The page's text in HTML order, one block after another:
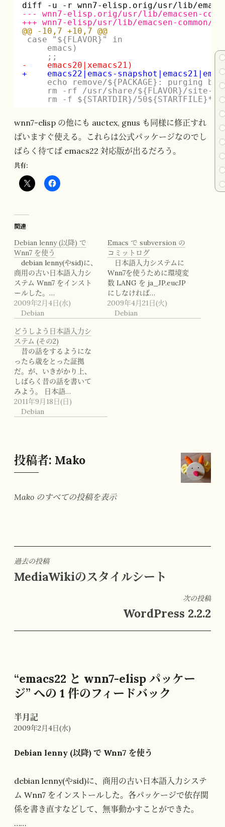
diff -u -r wnn7-elisp.orig/usr/lib/emacsen-
--- wnn7-elisp.orig/usr/lib/emacsen-
+++ wnn7-elisp/usr/lib/emacsen-common/
@@ -10,7 +10,7 @@
case "${FLAVOR}" in
emacs)
;;
-    emacs20|xemacs21)
+    emacs22|emacs-
echo remove/${PACKAGE}: purging
rm -rf /usr/share/${FLAVOR}/site-
rm -f ${STARTDIR}/50${STARTFILE}*;
wnn7-elisp の他にも auctex, gnus も同様に修正すれ
ばいますぐ使える。これらは公式パッケージなのでし
ばらく待てば emacs22 対応版が出るだろう。
共有:
関連
Debian lenny (以降) で
Wnn7 を使う
debian lenny(やsid)に、
商用の古い日本語入力シ
ステム Wnn7 をインスト
ールした。…
2009年2月4日(水)
Debian
Emacs で subversion の
コミットログ
日本語入力システムに
Wnn7を使うために環境変
数 LANG を ja_JP.eucJP
にしなければ…
2009年4月21日(火)
Debian
どうしよう日本語入力シ
ステム (その2)
昔の話をするようにな
ったら歳をとった証拠
だ。が、いきがかり上、
しばらく昔の話を書いて
みよう。 日本語…
2011年9月18日(日)
Debian
投稿者: Mako
Mako のすべての投稿を表示
投
稿
ン
過去の投稿
MediaWikiのスタイルシート
次の投稿
WordPress 2.2.2
“emacs22 と wnn7-elisp パッケー
ジ” への 1 件のフィードバック
半月記
2009年2月4日(水)
Debian lenny (以降) で Wnn7 を使う
debian lenny(やsid)に、商用の古い日本語入力システ
ム Wnn7 をインストールした。各パッケージで依存関
係を書き直すなどして、無事動かすことができた。
……